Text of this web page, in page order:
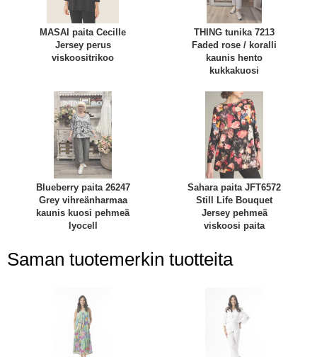
MASAI paita Cecille
Jersey perus
viskoositrikoo
THING tunika 7213
Faded rose / koralli
kaunis hento
kukkakuosi
Blueberry paita 26247
Grey vihreänharmaa
kaunis kuosi pehmeä
lyocell
Sahara paita JFT6572
Still Life Bouquet
Jersey pehmeä
viskoosi paita
Saman tuotemerkin tuotteita